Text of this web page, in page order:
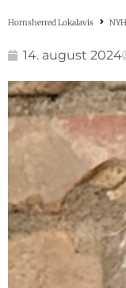
Hornsherred Lokalavis
14. august 2024